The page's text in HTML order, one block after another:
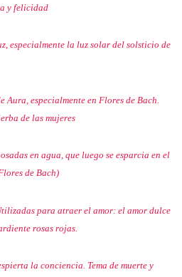
y felicidad
especialmente la luz solar del solsticio de
especialmente en Flores de Bach.
de las mujeres
en agua, que luego se esparcia en el
de Bach)
para atraer el amor: el amor dulce
rosas rojas.
la conciencia. Tema de muerte y